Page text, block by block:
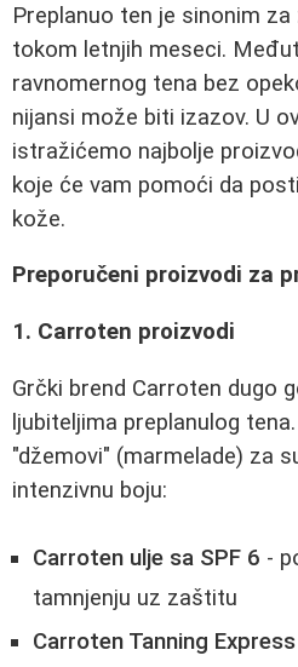
Preplanuo ten je sinonim za
tokom letnjih meseci.
ravnomernog tena bez
nijansi može biti izazov. U
istražićemo najbolje
koje će vam pomoći da
kože.
Preporučeni proizvodi za
1. Carroten proizvodi
Grčki brend Carroten dugo
ljubiteljima preplanulog
"džemovi" (marmelade) za
intenzivnu boju:
Carroten ulje sa SPF 6 -
tamnjenju uz zaštitu
Carroten Tanning